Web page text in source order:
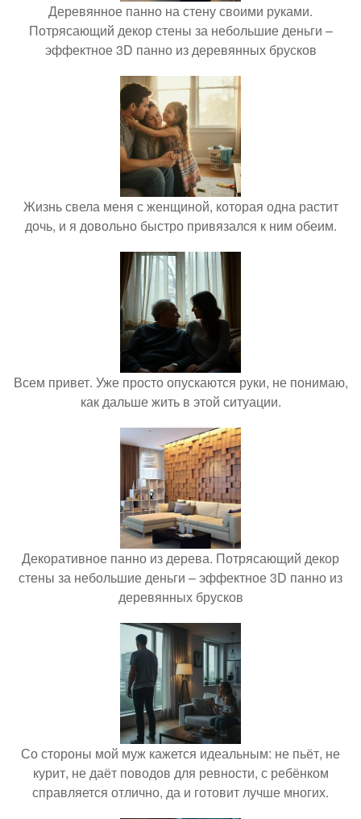
Деревянное панно на стену своими руками.
Потрясающий декор стены за небольшие деньги –
эффектное 3D панно из деревянных брусков
Жизнь свела меня с женщиной, которая одна растит
дочь, и я довольно быстро привязался к ним обеим.
Всем привет. Уже просто опускаются руки, не понимаю,
как дальше жить в этой ситуации.
Декоративное панно из дерева. Потрясающий декор
стены за небольшие деньги – эффектное 3D панно из
деревянных брусков
Со стороны мой муж кажется идеальным: не пьёт, не
курит, не даёт поводов для ревности, с ребёнком
справляется отлично, да и готовит лучше многих.